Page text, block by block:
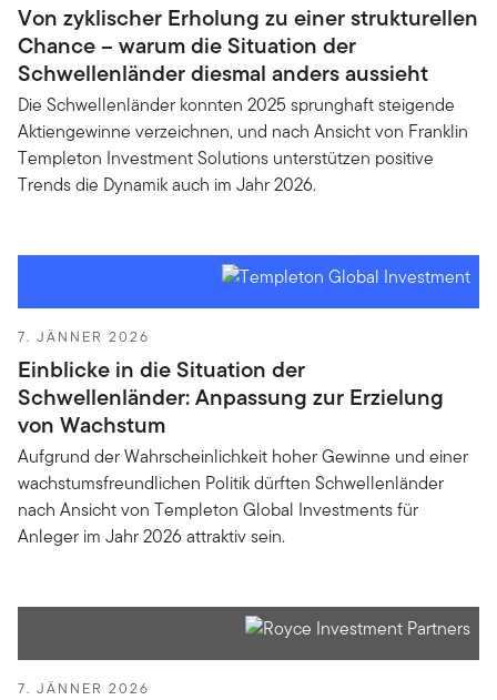
Von zyklischer Erholung zu einer strukturellen
Chance – warum die Situation der
Schwellenländer diesmal anders aussieht
Die Schwellenländer konnten 2025 sprunghaft steigende
Aktiengewinne verzeichnen, und nach Ansicht von Franklin
Templeton Investment Solutions unterstützen positive
Trends die Dynamik auch im Jahr 2026.
7. JÄNNER 2026
Einblicke in die Situation der
Schwellenländer: Anpassung zur Erzielung
von Wachstum
Aufgrund der Wahrscheinlichkeit hoher Gewinne und einer
wachstumsfreundlichen Politik dürften Schwellenländer
nach Ansicht von Templeton Global Investments für
Anleger im Jahr 2026 attraktiv sein.
7. JÄNNER 2026